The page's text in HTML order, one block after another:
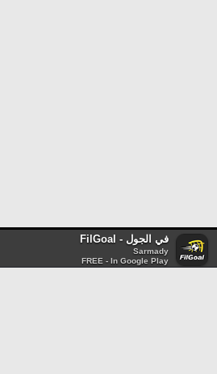
في الجول - FilGoal
Sarmady
FREE - In Google Play